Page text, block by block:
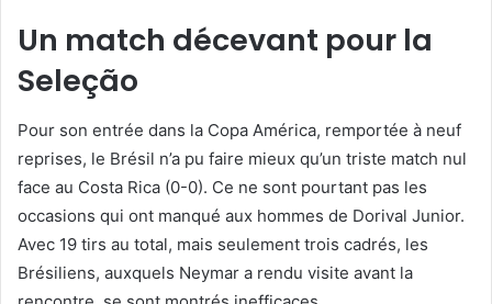
Un match décevant pour la
Seleção
Pour son entrée dans la Copa América, remportée à neuf
reprises, le Brésil n’a pu faire mieux qu’un triste match nul
face au Costa Rica (0-0). Ce ne sont pourtant pas les
occasions qui ont manqué aux hommes de Dorival Junior.
Avec 19 tirs au total, mais seulement trois cadrés, les
Brésiliens, auxquels Neymar a rendu visite avant la